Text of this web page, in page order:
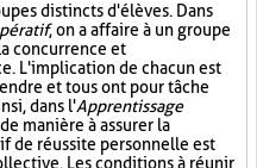
distincts d'élèves. Dans
, on a affaire à un groupe
concurrence et
L'implication de chacun est
et tous ont pour tâche
dans l'Apprentissage
manière à assurer la
de réussite personnelle est
Les conditions à réunir